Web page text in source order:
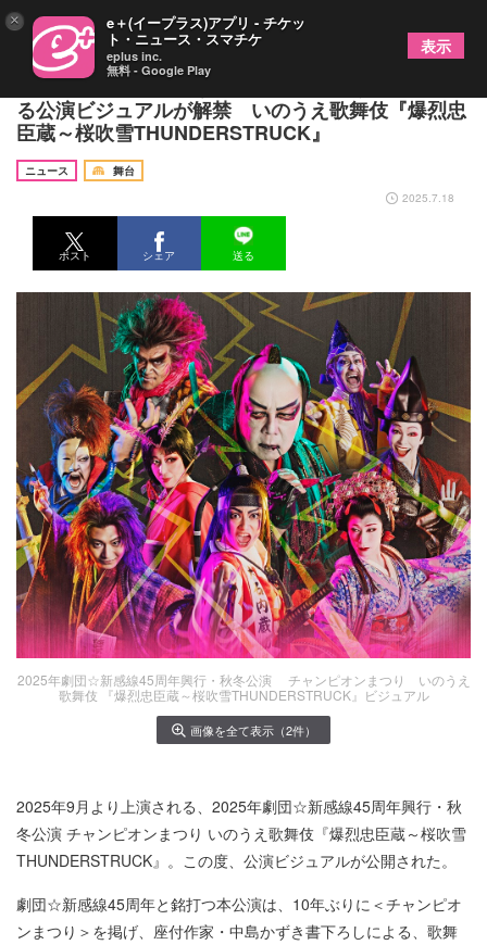
劇団☆新感線、熾烈な芝居合戦の幕開けを感じさせ
る公演ビジュアルが解禁 いのうえ歌舞伎『爆烈忠
臣蔵～桜吹雪THUNDERSTRUCK』
ニュース
舞台
2025.7.18
ポスト シェア 送る
2025年劇団☆新感線45周年興行・秋冬公演 チャンピオンまつり いのうえ
歌舞伎 『爆烈忠臣蔵～桜吹雪THUNDERSTRUCK』ビジュアル
画像を全て表示（2件）
2025年9月より上演される、2025年劇団☆新感線45周年興行・秋
冬公演 チャンピオンまつり いのうえ歌舞伎『爆烈忠臣蔵～桜吹雪
THUNDERSTRUCK』。この度、公演ビジュアルが公開された。
劇団☆新感線45周年と銘打つ本公演は、10年ぶりに＜チャンピオ
ンまつり＞を掲げ、座付作家・中島かずき書下ろしによる、歌舞
× e＋(イープラス)アプリ - チケッ
ト・ニュース・スマチケ
eplus inc.
無料 - Google Play
表示